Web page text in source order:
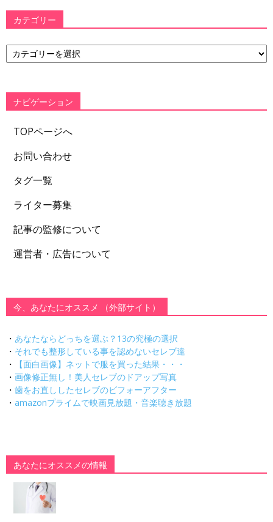
カテゴリー
カ
テ
ー
ナビゲーション
TOPページへ
お問い合わせ
タグ一覧
ライター募集
記事の監修について
運営者・広告について
今、あなたにオススメ （外部サイト）
・ あなたならどっちを選ぶ？13の究極の選択
・ それでも整形している事を認めないセレブ達
・
【面白画像】ネットで服を買った結果・・・
・ 画像修正無し！美人セレブのドアップ写真
・ 歯をお直ししたセレブのビフォーアフター
・ amazonプライムで映画見放題・音楽聴き放題
あなたにオススメの情報